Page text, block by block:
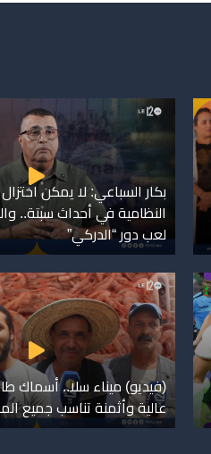
بكار السباعي: لا يمكن
النظامية في أحداث سبتة..
لعب دور “الدركي”
(فيديو) ميناء سلا.. أسماك
عالية وأثمنة تناسب جميع